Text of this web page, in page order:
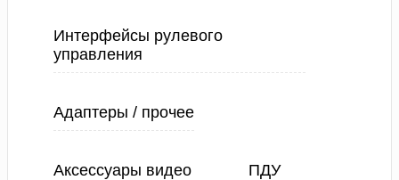
Интерфейсы рулевого
управления
Адаптеры / прочее
Аксессуары видео ПДУ